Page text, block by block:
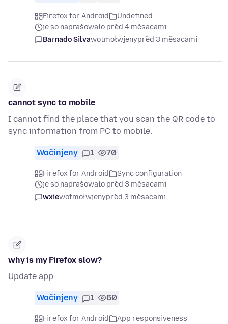
Firefox for Android
Undefined
je so naprašowało před 4 měsacami
Barnado Silvawotmołwjenypřed 3 měsacami
cannot sync to mobile
I cannot find the place that you scan the QR code to
sync information from PC to mobile.
Wočinjeny 1 70
Firefox for Android
Sync configuration
je so naprašowało před 3 měsacami
wxiewotmołwjenypřed 3 měsacami
why is my Firefox slow?
Update app
Wočinjeny 1 60
Firefox for Android
App responsiveness